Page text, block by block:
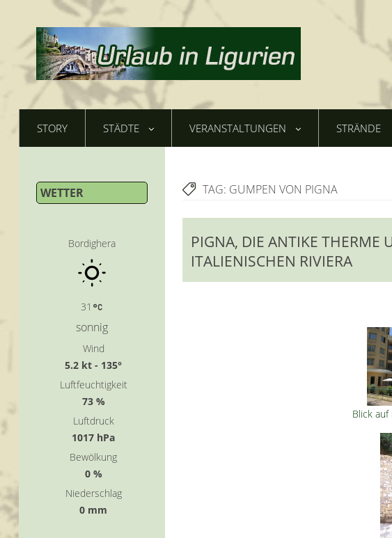
STORY STÄDTE VERANSTALTUNGEN STRÄNDE
WETTER
Bordighera
31
sonnig
Wind
5.2 kt - 135°
Luftfeuchtigkeit
73 %
Luftdruck
1017 hPa
Bewölkung
0 %
Niederschlag
0 mm
TAG: GUMPEN VON PIGNA
PIGNA, DIE ANTIKE THERME
ITALIENISCHEN RIVIERA
Blick auf